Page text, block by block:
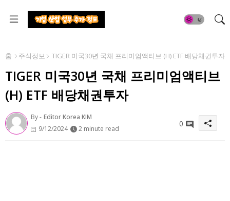
홈 주식정보 TIGER 미국30년 국채 프리미엄액티브 (H) ETF 배당채권투자
TIGER 미국30년 국채 프리미엄액티브
(H) ETF 배당채권투자
By - Editor Korea KIM
9/12/2024
2 minute read
0